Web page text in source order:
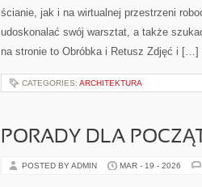
ścianie, jak i na wirtualnej przestrzeni
udoskonalać swój warsztat, a także
na stronie to Obróbka i Retusz Zdjęć i […]
CATEGORIES: ARCHITEKTURA
PORADY DLA
POSTED BY ADMIN MAR - 19 - 2026